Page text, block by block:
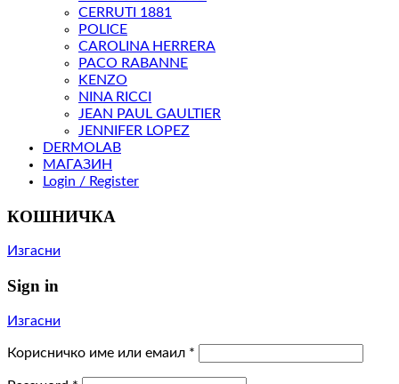
CERRUTI 1881
POLICE
CAROLINA HERRERA
PACO RABANNE
KENZO
NINA RICCI
JEAN PAUL GAULTIER
JENNIFER LOPEZ
DERMOLAB
МАГАЗИН
Login / Register
КОШНИЧКА
Изгасни
Sign in
Изгасни
Корисничко име или емаил *